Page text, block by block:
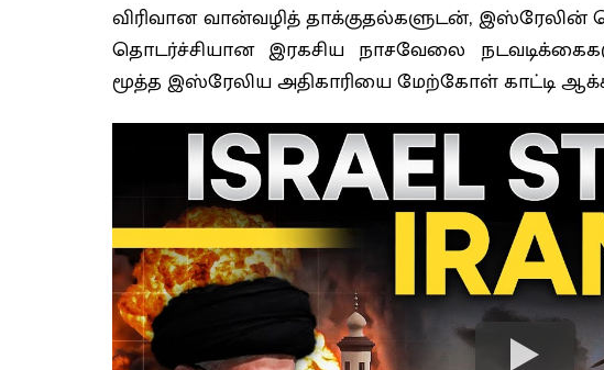
விரிவான வான்வழித் தாக்குதல்களுடன், இஸ்ரேலின்
தொடர்ச்சியான இரகசிய நாசவேலை
மூத்த இஸ்ரேலிய அதிகாரியை மேற்கோள் காட்டி